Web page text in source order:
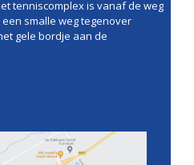
tenniscomplex is vanaf de weg
smalle weg tegenover
gele bordje aan de